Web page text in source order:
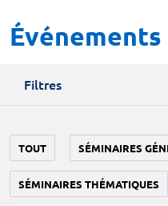
Événements
Filtres
TOUT SÉMINAIRES
SÉMINAIRES THÉMATIQUES